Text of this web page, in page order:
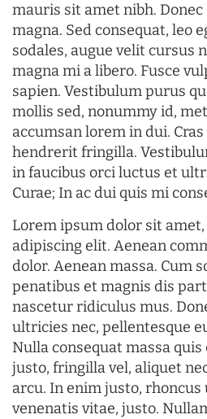
mauris sit amet nibh.
magna. Sed consequat, leo
sodales, augue velit cursus
magna mi a libero. Fusce
sapien. Vestibulum purus
mollis sed, nonummy id,
accumsan lorem in dui.
hendrerit fringilla.
in faucibus orci luctus et
Curae; In ac dui quis mi
Lorem ipsum dolor sit
adipiscing elit. Aenean
dolor. Aenean massa. Cum
penatibus et magnis dis
nascetur ridiculus mus.
ultricies nec, pellentesque
Nulla consequat massa quis
justo, fringilla vel, aliquet
arcu. In enim justo,
venenatis vitae, justo.